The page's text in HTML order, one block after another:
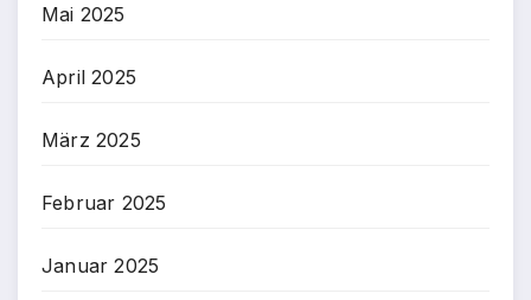
Mai 2025
April 2025
März 2025
Februar 2025
Januar 2025